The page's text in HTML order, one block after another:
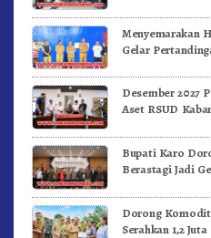
Menyemarakan
Gelar
Desember 2027
Aset RSUD
Bupati Karo
Berastagi Jadi
Dorong
Serahkan 1,2